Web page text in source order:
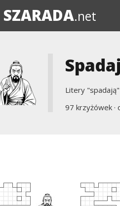
SZARADA.net
Litery
97 krzyżówek ·